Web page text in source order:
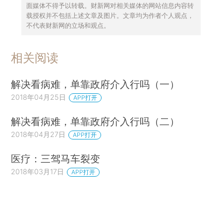
面媒体不得予以转载。财新网对相关媒体的网站信息内容转
载授权并不包括上述文章及图片。文章均为作者个人观点，
不代表财新网的立场和观点。
相关阅读
解决看病难，单靠政府介入行吗（一）
2018年04月25日 APP打开
解决看病难，单靠政府介入行吗（二）
2018年04月27日 APP打开
医疗：三驾马车裂变
2018年03月17日 APP打开